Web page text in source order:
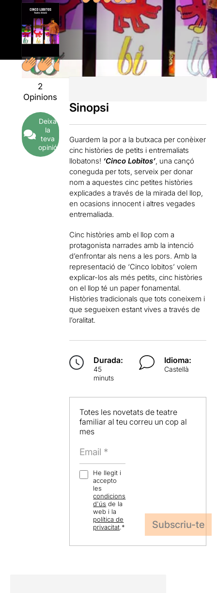
2
Opinions
Deixa
la
teva
opinió
Sinopsi
Guardem la por a la butxaca per conèixer
cinc històries de petits i entremaliats
llobatons! ‘Cinco Lobitos’, una cançó
coneguda per tots, serveix per donar
nom a aquestes cinc petites històries
explicades a través de la mirada del llop,
en ocasions innocent i altres vegades
entremaliada.
Cinc històries amb el llop com a
protagonista narrades amb la intenció
d’enfrontar als nens a les pors. Amb la
representació de ‘Cinco lobitos’ volem
explicar-los als més petits, cinc històries
on el llop té un paper fonamental.
Històries tradicionals que tots coneixem i
que segueixen estant vives a través de
l’oralitat.
Durada:
45
minuts
Idioma:
Castellà
Totes les novetats de teatre
familiar al teu correu un cop al
mes
He llegit i
accepto
les
condicions
d'ús de la
web i la
política de
privacitat.*